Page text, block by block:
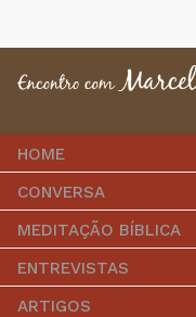
HOME
CONVERSA
MEDITAÇÃO BÍBLICA
ENTREVISTAS
ARTIGOS